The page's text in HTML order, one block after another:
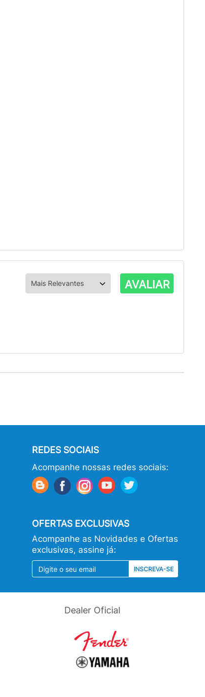
AVALIAR
REDES SOCIAIS
Acompanhe nossas redes sociais:
OFERTAS EXCLUSIVAS
Acompanhe as Novidades e Ofertas
exclusivas, assine já:
INSCREVA-SE
Dealer Oficial